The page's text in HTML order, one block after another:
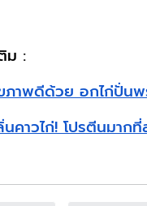
ม :
าพดีด้วย อกไก่ปั่น
คาวไก่! โปรตีนมาก